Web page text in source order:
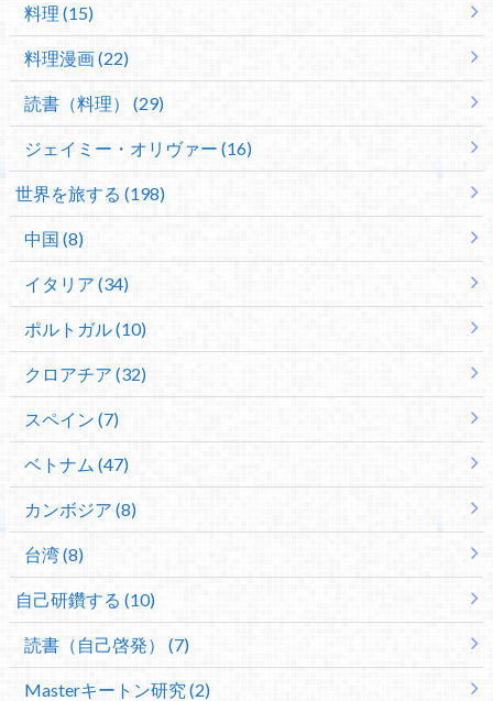
料理 (15)
料理漫画 (22)
読書（料理） (29)
ジェイミー・オリヴァー (16)
世界を旅する (198)
中国 (8)
イタリア (34)
ポルトガル (10)
クロアチア (32)
スペイン (7)
ベトナム (47)
カンボジア (8)
台湾 (8)
自己研鑽する (10)
読書（自己啓発） (7)
Masterキートン研究 (2)